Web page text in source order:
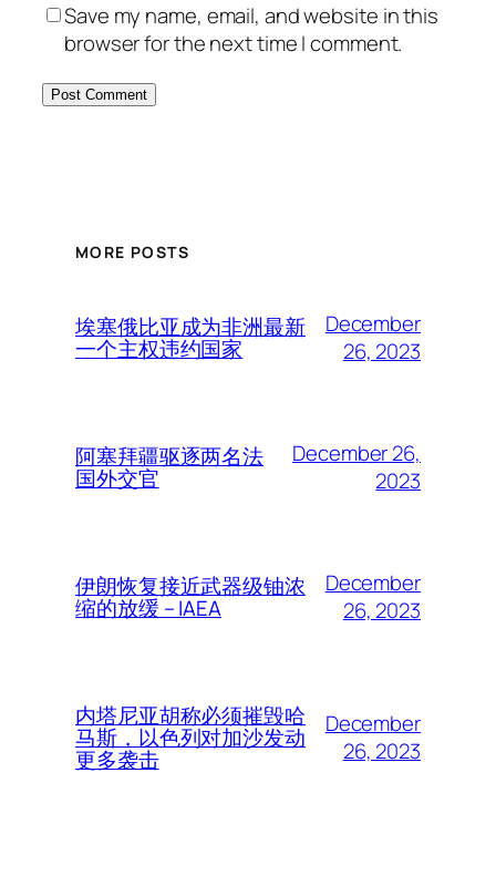
Save my name, email, and website in this
browser for the next time I comment.
MORE POSTS
埃塞俄比亚成为非洲最新
一个主权违约国家
December
26, 2023
阿塞拜疆驱逐两名法
国外交官
December 26,
2023
伊朗恢复接近武器级铀浓
缩的放缓 – IAEA
December
26, 2023
内塔尼亚胡称必须摧毁哈
马斯，以色列对加沙发动
更多袭击
December
26, 2023